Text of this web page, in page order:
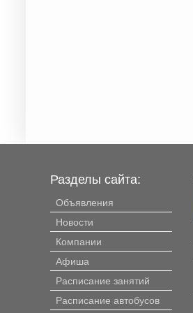
Разделы сайта:
Объявления
Новости
Компании
Афиша
Расписание занятий
Расписание автобусов